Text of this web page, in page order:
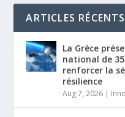
ARTICLES RÉCENTS
La Grèce
national de
renforcer la
résilience
Aug 7, 2026 |